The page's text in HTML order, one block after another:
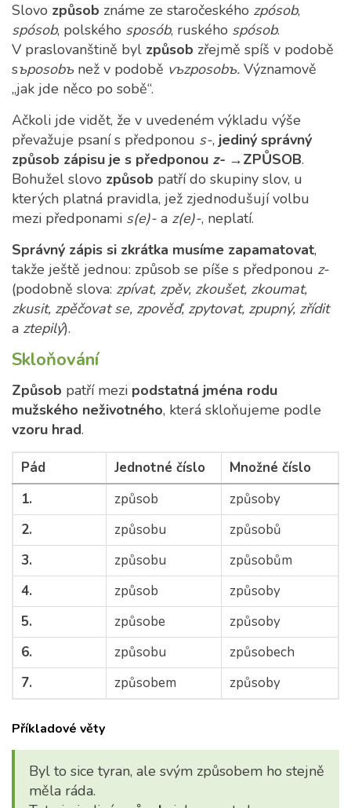
Slovo způsob známe ze staročeského zpósob,
spósob, polského sposób, ruského spósob.
V praslovanštině byl způsob zřejmě spíš v podobě
sъposobъ než v podobě vъzposobъ. Významově
„jak jde něco po sobě“.
Ačkoli jde vidět, že v uvedeném výkladu výše
převažuje psaní s předponou s-, jediný správný
způsob zápisu je s předponou z- →ZPŮSOB.
Bohužel slovo způsob patří do skupiny slov, u
kterých platná pravidla, jež zjednodušují volbu
mezi předponami s(e)- a z(e)-, neplatí.
Správný zápis si zkrátka musíme zapamatovat,
takže ještě jednou: způsob se píše s předponou z-
(podobně slova: zpívat, zpěv, zkoušet, zkoumat,
zkusit, zpěčovat se, zpověď, zpytovat, zpupný, zřídit
a ztepilý).
Skloňování
Způsob patří mezi podstatná jména rodu
mužského neživotného, která skloňujeme podle
vzoru hrad.
Pád Jednotné číslo
Množné číslo
1.
způsob
způsoby
2.
způsobu
způsobů
3.
způsobu
způsobům
4.
způsob
způsoby
5.
způsobe
způsoby
6.
způsobu
způsobech
7.
způsobem způsoby
Příkladové věty
Byl to sice tyran, ale svým způsobem ho stejně
měla ráda.